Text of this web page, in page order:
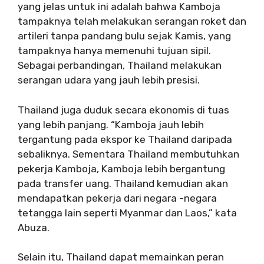
yang jelas untuk ini adalah bahwa Kamboja
tampaknya telah melakukan serangan roket dan
artileri tanpa pandang bulu sejak Kamis, yang
tampaknya hanya memenuhi tujuan sipil.
Sebagai perbandingan, Thailand melakukan
serangan udara yang jauh lebih presisi.
Thailand juga duduk secara ekonomis di tuas
yang lebih panjang. “Kamboja jauh lebih
tergantung pada ekspor ke Thailand daripada
sebaliknya. Sementara Thailand membutuhkan
pekerja Kamboja, Kamboja lebih bergantung
pada transfer uang. Thailand kemudian akan
mendapatkan pekerja dari negara -negara
tetangga lain seperti Myanmar dan Laos,” kata
Abuza.
Selain itu, Thailand dapat memainkan peran